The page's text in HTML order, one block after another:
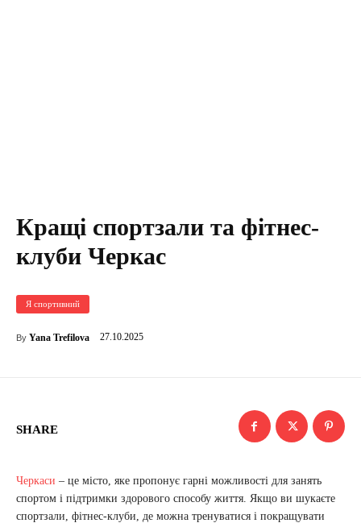
Кращі спортзали та фітнес-
клуби Черкас
Я спортивний
By Yana Trefilova 27.10.2025
SHARE
Черкаси – це місто, яке пропонує гарні можливості для занять
спортом і підтримки здорового способу життя. Якщо ви шукаєте
спортзали, фітнес-клуби, де можна тренуватися і покращувати